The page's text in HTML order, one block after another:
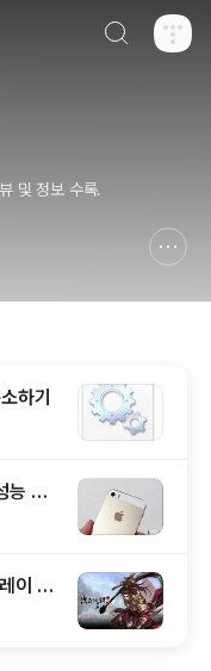
및 정보 수록.
하기
능 및
이 공